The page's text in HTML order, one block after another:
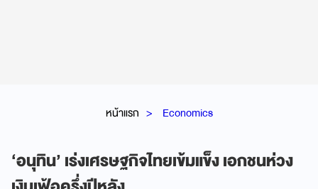
หน้าแรก Economics
‘อนุทิน’ เร่งเศรษฐกิจไทยเข้มแข็ง เอกชนห่วง